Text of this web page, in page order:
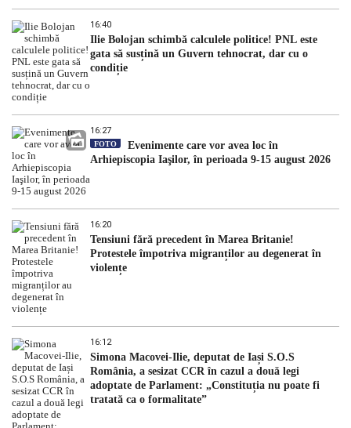
16:40
Ilie Bolojan schimbă calculele politice! PNL este
gata să susțină un Guvern tehnocrat, dar cu o
condiție
16:27
FOTO
Evenimente care vor avea loc în
Arhiepiscopia Iaşilor, în perioada 9-15 august 2026
16:20
Tensiuni fără precedent în Marea Britanie!
Protestele împotriva migranților au degenerat în
violențe
16:12
Simona Macovei-Ilie, deputat de Iași S.O.S
România, a sesizat CCR în cazul a două legi
adoptate de Parlament: „Constituția nu poate fi
tratată ca o formalitate”